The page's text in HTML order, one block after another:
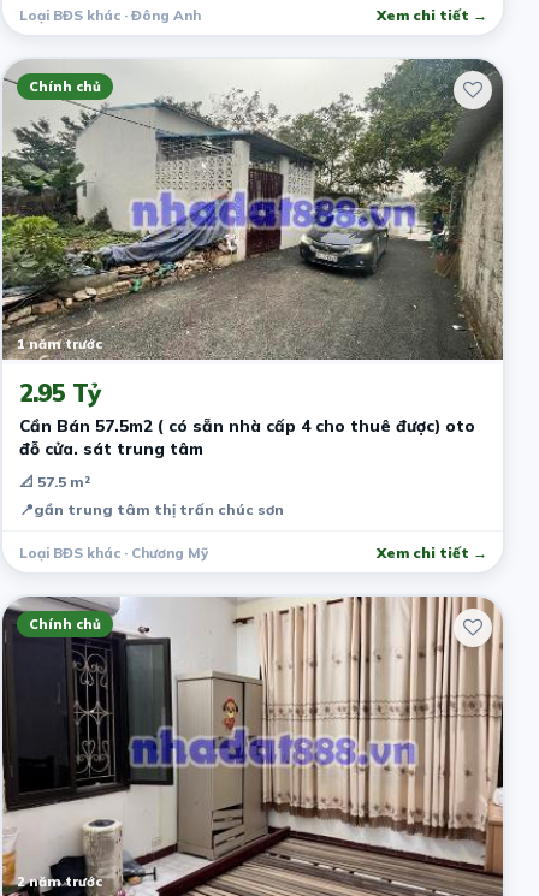
Loại BĐS khác · Đông Anh Xem chi tiết →
Chính chủ
1 năm trước
2.95 Tỷ
Cần Bán 57.5m2 ( có sẵn nhà cấp 4 cho thuê được) oto
đỗ cửa. sát trung tâm
📐 57.5 m²
📍gần trung tâm thị trấn chúc sơn
Loại BĐS khác · Chương Mỹ Xem chi tiết →
Chính chủ
2 năm trước